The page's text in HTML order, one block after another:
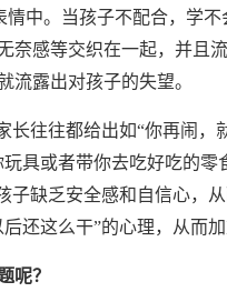
中。当孩子不配合，学
奈感等交织在一起，并且
流露出对孩子的失望。
长往往都给出如“你再闹，
具或者带你去吃好吃的零
子缺乏安全感和自信心，
还这么干”的心理，从而
呢？